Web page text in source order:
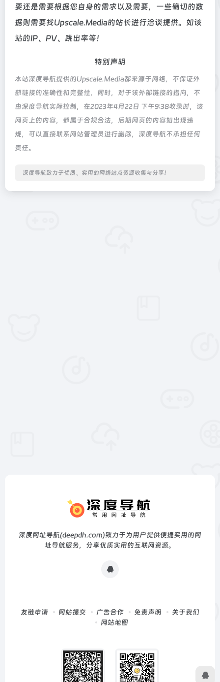
要还是需要根据您自身的需求以及需要，一些确切的数
据则需要找Upscale.Media的站长进行洽谈提供。如该
站的IP、PV、跳出率等！
特别声明
本站深度导航提供的Upscale.Media都来源于网络，不保证外
部链接的准确性和完整性，同时，对于该外部链接的指向，不
由深度导航实际控制，在2023年4月22日 下午9:38收录时，该
网页上的内容，都属于合规合法，后期网页的内容如出现违
规，可以直接联系网站管理员进行删除，深度导航不承担任何
责任。
深度导航致力于优质、实用的网络站点资源收集与分享！
深度网址导航(deepdh.com)致力于为用户提供便捷实用的网
址导航服务，分享优质实用的互联网资源。
友链申请 网站提交 广告合作 免责声明
关于我们
网站地图